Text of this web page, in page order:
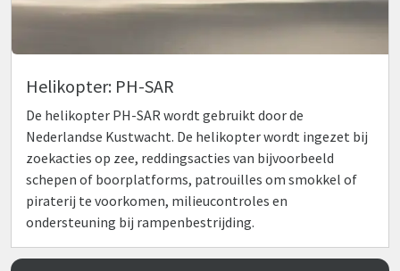
Helikopter: PH-SAR
De helikopter PH-SAR wordt gebruikt door de
Nederlandse Kustwacht. De helikopter wordt ingezet bij
zoekacties op zee, reddingsacties van bijvoorbeeld
schepen of boorplatforms, patrouilles om smokkel of
piraterij te voorkomen, milieucontroles en
ondersteuning bij rampenbestrijding.